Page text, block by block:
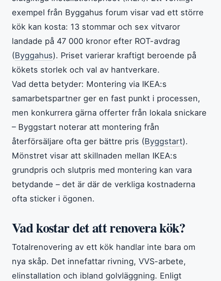
exempel från Byggahus forum visar vad ett större
kök kan kosta: 13 stommar och sex vitvaror
landade på 47 000 kronor efter ROT-avdrag
(Byggahus). Priset varierar kraftigt beroende på
kökets storlek och val av hantverkare.
Vad detta betyder: Montering via IKEA:s
samarbetspartner ger en fast punkt i processen,
men konkurrera gärna offerter från lokala snickare
– Byggstart noterar att montering från
återförsäljare ofta ger bättre pris (Byggstart).
Mönstret visar att skillnaden mellan IKEA:s
grundpris och slutpris med montering kan vara
betydande – det är där de verkliga kostnaderna
ofta sticker i ögonen.
Vad kostar det att renovera kök?
Totalrenovering av ett kök handlar inte bara om
nya skåp. Det innefattar rivning, VVS-arbete,
elinstallation och ibland golvläggning. Enligt